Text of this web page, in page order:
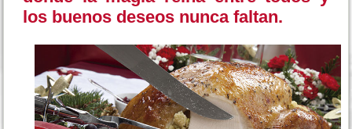
los buenos deseos nunca faltan.